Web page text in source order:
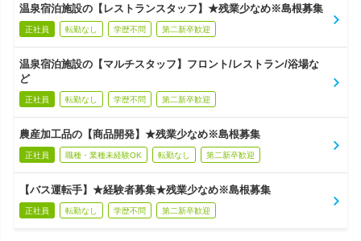
温泉宿泊施設の【レストランスタッフ】★残業少なめ※島根募集
正社員 転勤なし 学歴不問 第二新卒歓迎
温泉宿泊施設の【マルチスタッフ】フロント/レストラン/浴場な
ど
正社員 転勤なし 学歴不問 第二新卒歓迎
農産加工品の【商品開発】★残業少なめ※島根募集
正社員 職種・業種未経験OK 転勤なし 第二新卒歓迎
【バス運転手】★経験者募集★残業少なめ※島根募集
正社員 転勤なし 学歴不問 第二新卒歓迎